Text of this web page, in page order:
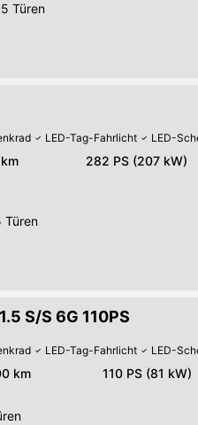
5 Türen
LED-Tag-Fahrlicht LED-
282 PS (207 kW)
Türen
S/S 6G 110PS
LED-Tag-Fahrlicht LED-
km 110 PS (81 kW)